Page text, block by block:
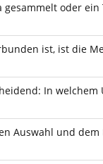
oder
ist, ist die
In
Auswahl und